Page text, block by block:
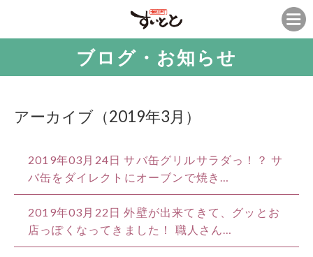
ブログ・お知らせ
アーカイブ（2019年3月）
2019年03月24日 サバ缶グリルサラダっ！？ サ
バ缶をダイレクトにオーブンで焼き…
2019年03月22日 外壁が出来てきて、グッとお
店っぽくなってきました！ 職人さん…